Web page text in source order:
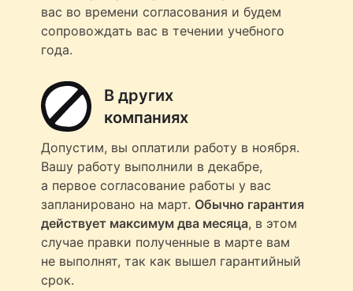
вас во времени согласования и будем
сопровождать вас в течении учебного
года.
В других
компаниях
Допустим, вы оплатили работу в ноября.
Вашу работу выполнили в декабре,
а первое согласование работы у вас
запланировано на март. Обычно гарантия
действует максимум два месяца, в этом
случае правки полученные в марте вам
не выполнят, так как вышел гарантийный
срок.